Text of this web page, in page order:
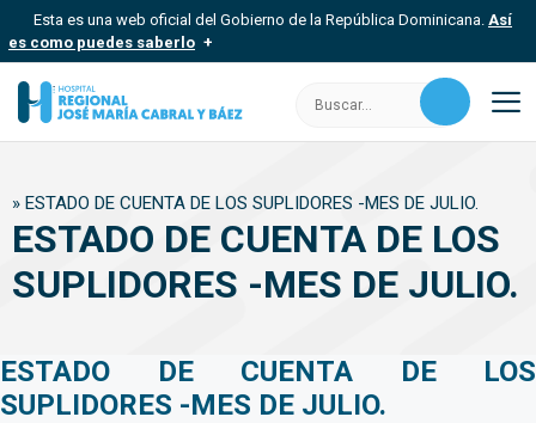
Saltar
al
contenido
Esta es una web oficial del Gobierno de la República Dominicana. Así
es como puedes saberlo
Los sitios web oficiales utilizan .gob.do, .gov.do o .mil.do
Un sitio .gob.do, .gov.do o .mil.do significa que pertenece a una
usan HTTPS
Un candado () o https:// significa que estás conectado a un sitio
seguro dentro de .gob.do o .gov.do. Comparte información
confidencial solo en este tipo de sitios.
» ESTADO DE CUENTA DE LOS SUPLIDORES -MES DE JULIO.
ESTADO DE CUENTA DE LOS
SUPLIDORES -MES DE JULIO.
ESTADO DE CUENTA DE LOS
SUPLIDORES -MES DE JULIO.